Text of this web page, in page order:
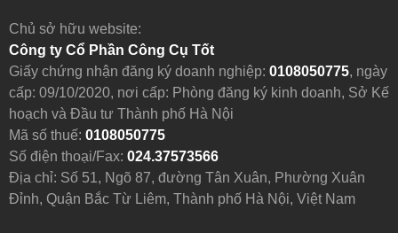
Chủ sở hữu website:
Công ty Cổ Phần Công Cụ Tốt
Giấy chứng nhận đăng ký doanh nghiệp: 0108050775, ngày
cấp: 09/10/2020, nơi cấp: Phòng đăng ký kinh doanh, Sở Kế
hoạch và Đầu tư Thành phố Hà Nội
Mã số thuế: 0108050775
Số điện thoại/Fax: 024.37573566
Địa chỉ: Số 51, Ngõ 87, đường Tân Xuân, Phường Xuân
Đỉnh, Quận Bắc Từ Liêm, Thành phố Hà Nội, Việt Nam